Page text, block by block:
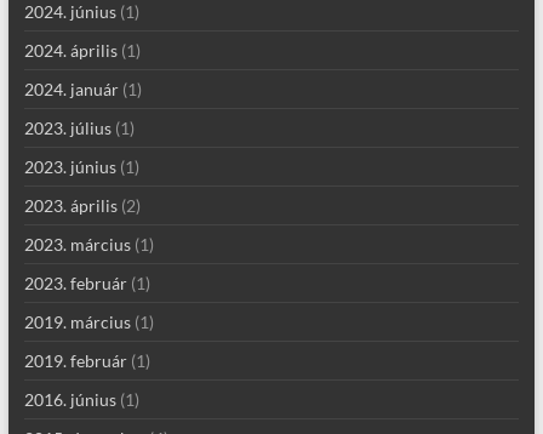
2024. június(1)
2024. április(1)
2024. január(1)
2023. július(1)
2023. június(1)
2023. április(2)
2023. március(1)
2023. február(1)
2019. március(1)
2019. február(1)
2016. június(1)